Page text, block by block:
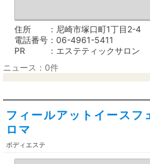
住所
尼崎市塚口町1丁目2-4
電話番号
06-4961-5411
PR
エステティックサロン
ニュース：0件
フィールアットイースフ
ロマ
ボディエステ